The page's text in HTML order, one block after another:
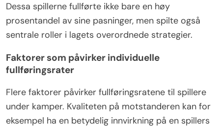
Dessa spillerne fullførte ikke bare en høy
prosentandel av sine pasninger, men spilte også
sentrale roller i lagets overordnede strategier.
Faktorer som påvirker individuelle
fullføringsrater
Flere faktorer påvirker fullføringsratene til spillere
under kamper. Kvaliteten på motstanderen kan for
eksempel ha en betydelig innvirkning på en spillers